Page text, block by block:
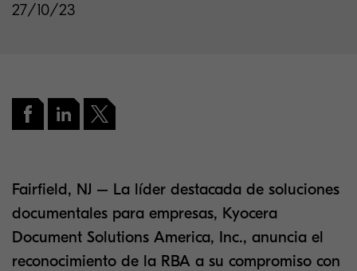
27/10/23
Fairfield, NJ – La líder destacada de soluciones
documentales para empresas, Kyocera
Document Solutions America, Inc., anuncia el
reconocimiento de la RBA a su compromiso con